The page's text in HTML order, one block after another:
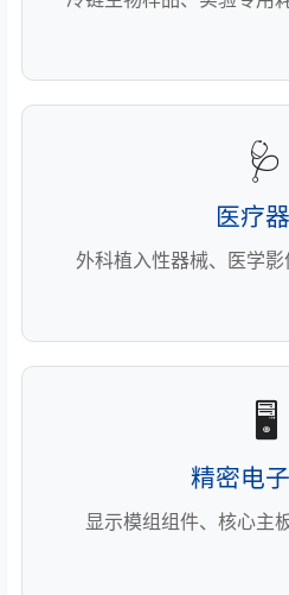
🩺
医疗
外科植入性器械、医学
🖥️
精密电
显示模组组件、核心主